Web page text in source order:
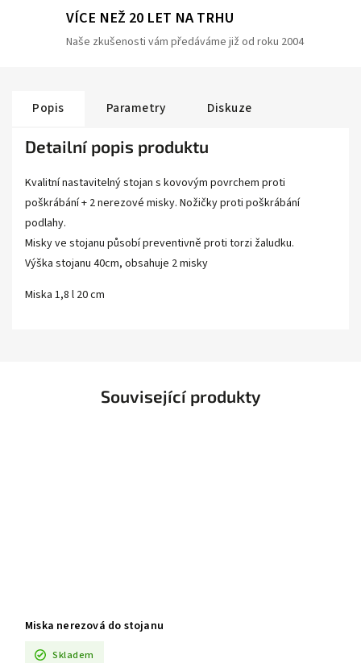
VÍCE NEŽ 20 LET NA TRHU
Naše zkušenosti vám předáváme již od roku 2004
Popis Parametry Diskuze
Detailní popis produktu
Kvalitní nastavitelný stojan s kovovým povrchem proti
poškrábání + 2 nerezové misky. Nožičky proti poškrábání
podlahy.
Misky ve stojanu působí preventivně proti torzi žaludku.
Výška stojanu 40cm, obsahuje 2 misky
Miska 1,8 l 20 cm
Související produkty
Miska nerezová do stojanu
Skladem